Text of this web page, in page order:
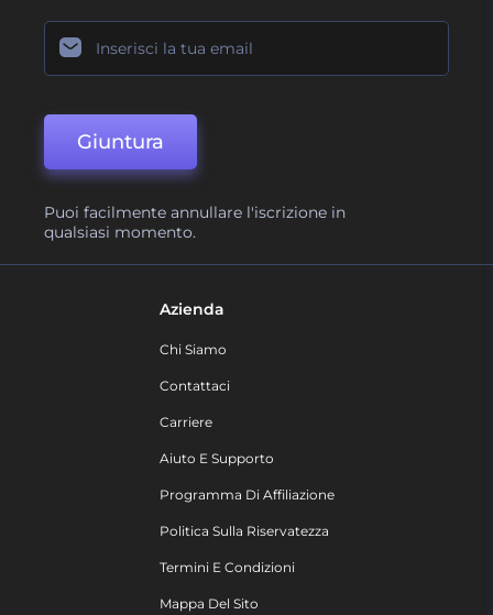
Giuntura
Puoi facilmente annullare l'iscrizione in
qualsiasi momento.
Azienda
Chi Siamo
Contattaci
Carriere
Aiuto E Supporto
Programma Di Affiliazione
Politica Sulla Riservatezza
Termini E Condizioni
Mappa Del Sito